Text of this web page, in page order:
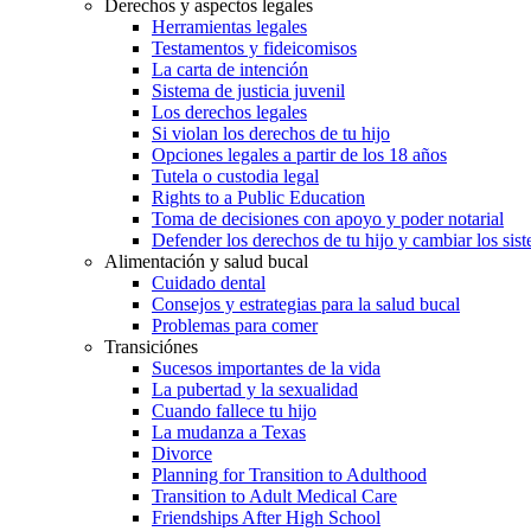
Derechos y aspectos legales
Herramientas legales
Testamentos y fideicomisos
La carta de intención
Sistema de justicia juvenil
Los derechos legales
Si violan los derechos de tu hijo
Opciones legales a partir de los 18 años
Tutela o custodia legal
Rights to a Public Education
Toma de decisiones con apoyo y poder notarial
Defender los derechos de tu hijo y cambiar los
Alimentación y salud bucal
Cuidado dental
Consejos y estrategias para la salud bucal
Problemas para comer
Transiciónes
Sucesos importantes de la vida
La pubertad y la sexualidad
Cuando fallece tu hijo
La mudanza a Texas
Divorce
Planning for Transition to Adulthood
Transition to Adult Medical Care
Friendships After High School